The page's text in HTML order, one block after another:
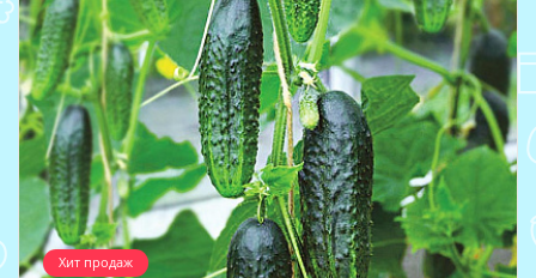
Хит продаж